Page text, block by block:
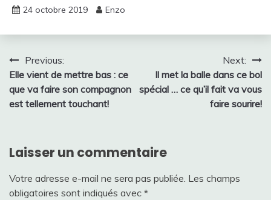
24 octobre 2019 Enzo
Navigation
de
l’article
Previous:
Elle vient de mettre bas : ce
que va faire son compagnon
est tellement touchant!
Next:
Il met la balle dans ce bol
spécial … ce qu’il fait va vous
faire sourire!
Laisser un commentaire
Votre adresse e-mail ne sera pas publiée. Les champs
obligatoires sont indiqués avec *